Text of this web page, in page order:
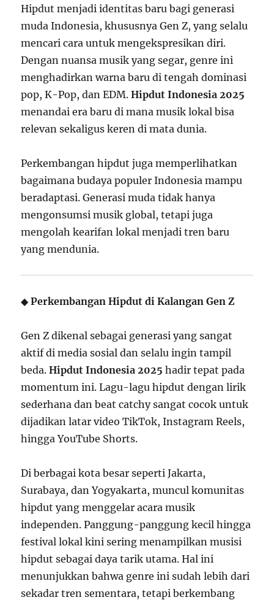
Hipdut menjadi identitas baru bagi generasi
muda Indonesia, khususnya Gen Z, yang selalu
mencari cara untuk mengekspresikan diri.
Dengan nuansa musik yang segar, genre ini
menghadirkan warna baru di tengah dominasi
pop, K-Pop, dan EDM.Hipdut Indonesia 2025
menandai era baru di mana musik lokal bisa
relevan sekaligus keren di mata dunia.
Perkembangan hipdut juga memperlihatkan
bagaimana budaya populer Indonesia mampu
beradaptasi. Generasi muda tidak hanya
mengonsumsi musik global, tetapi juga
mengolah kearifan lokal menjadi tren baru
yang mendunia.
◆Perkembangan Hipdut di Kalangan Gen Z
Gen Z dikenal sebagai generasi yang sangat
aktif di media sosial dan selalu ingin tampil
beda.Hipdut Indonesia 2025 hadir tepat pada
momentum ini. Lagu-lagu hipdut dengan lirik
sederhana dan beat catchy sangat cocok untuk
dijadikan latar video TikTok, Instagram Reels,
hingga YouTube Shorts.
Di berbagai kota besar seperti Jakarta,
Surabaya, dan Yogyakarta, muncul komunitas
hipdut yang menggelar acara musik
independen. Panggung-panggung kecil hingga
festival lokal kini sering menampilkan musisi
hipdut sebagai daya tarik utama. Hal ini
menunjukkan bahwa genre ini sudah lebih dari
sekadar tren sementara, tetapi berkembang